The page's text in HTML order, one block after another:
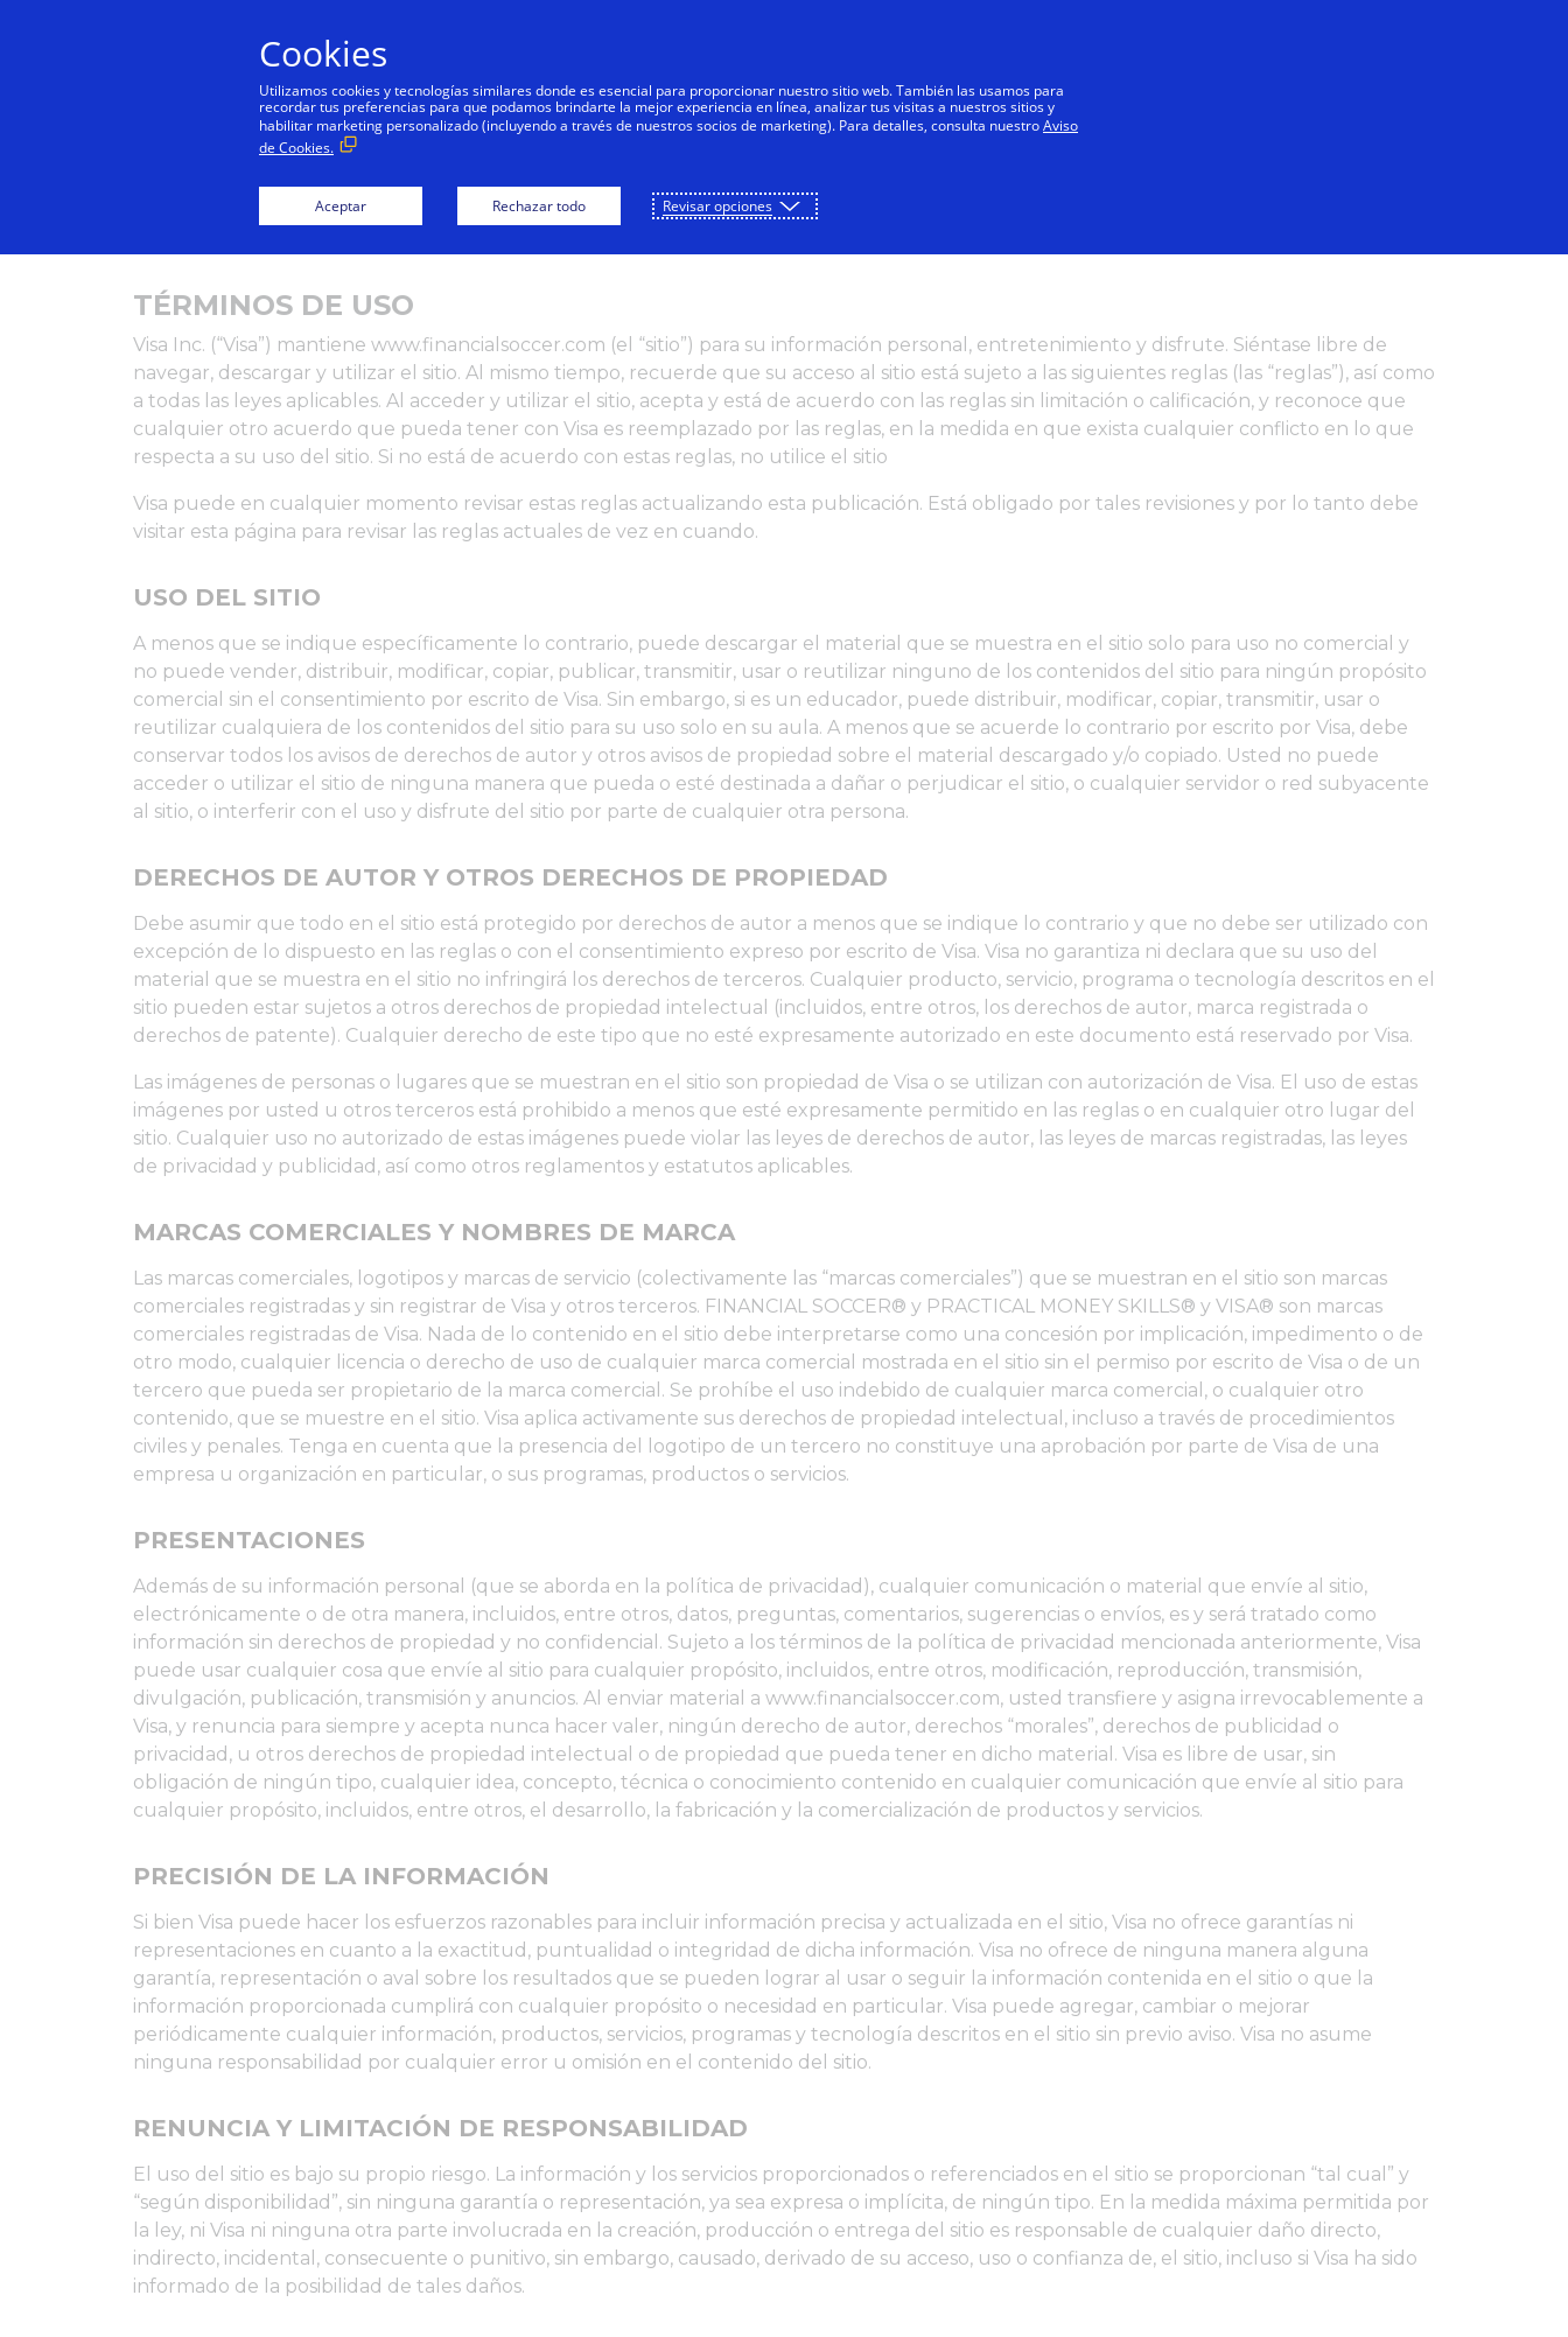
TÉRMINOS DE USO
Visa Inc. (“Visa”) mantiene www.financialsoccer.com (el “sitio”) para su información personal, entretenimiento y disfrute. Siéntase libre de
navegar, descargar y utilizar el sitio. Al mismo tiempo, recuerde que su acceso al sitio está sujeto a las siguientes reglas (las “reglas”), así como
a todas las leyes aplicables. Al acceder y utilizar el sitio, acepta y está de acuerdo con las reglas sin limitación o calificación, y reconoce que
cualquier otro acuerdo que pueda tener con Visa es reemplazado por las reglas, en la medida en que exista cualquier conflicto en lo que
respecta a su uso del sitio. Si no está de acuerdo con estas reglas, no utilice el sitio
Visa puede en cualquier momento revisar estas reglas actualizando esta publicación. Está obligado por tales revisiones y por lo tanto debe
visitar esta página para revisar las reglas actuales de vez en cuando.
USO DEL SITIO
A menos que se indique específicamente lo contrario, puede descargar el material que se muestra en el sitio solo para uso no comercial y
no puede vender, distribuir, modificar, copiar, publicar, transmitir, usar o reutilizar ninguno de los contenidos del sitio para ningún propósito
comercial sin el consentimiento por escrito de Visa. Sin embargo, si es un educador, puede distribuir, modificar, copiar, transmitir, usar o
reutilizar cualquiera de los contenidos del sitio para su uso solo en su aula. A menos que se acuerde lo contrario por escrito por Visa, debe
conservar todos los avisos de derechos de autor y otros avisos de propiedad sobre el material descargado y/o copiado. Usted no puede
acceder o utilizar el sitio de ninguna manera que pueda o esté destinada a dañar o perjudicar el sitio, o cualquier servidor o red subyacente
al sitio, o interferir con el uso y disfrute del sitio por parte de cualquier otra persona.
DERECHOS DE AUTOR Y OTROS DERECHOS DE PROPIEDAD
Debe asumir que todo en el sitio está protegido por derechos de autor a menos que se indique lo contrario y que no debe ser utilizado con
excepción de lo dispuesto en las reglas o con el consentimiento expreso por escrito de Visa. Visa no garantiza ni declara que su uso del
material que se muestra en el sitio no infringirá los derechos de terceros. Cualquier producto, servicio, programa o tecnología descritos en el
sitio pueden estar sujetos a otros derechos de propiedad intelectual (incluidos, entre otros, los derechos de autor, marca registrada o
derechos de patente). Cualquier derecho de este tipo que no esté expresamente autorizado en este documento está reservado por Visa.
Las imágenes de personas o lugares que se muestran en el sitio son propiedad de Visa o se utilizan con autorización de Visa. El uso de estas
imágenes por usted u otros terceros está prohibido a menos que esté expresamente permitido en las reglas o en cualquier otro lugar del
sitio. Cualquier uso no autorizado de estas imágenes puede violar las leyes de derechos de autor, las leyes de marcas registradas, las leyes
de privacidad y publicidad, así como otros reglamentos y estatutos aplicables.
MARCAS COMERCIALES Y NOMBRES DE MARCA
Las marcas comerciales, logotipos y marcas de servicio (colectivamente las “marcas comerciales”) que se muestran en el sitio son marcas
comerciales registradas y sin registrar de Visa y otros terceros. FINANCIAL SOCCER® y PRACTICAL MONEY SKILLS® y VISA® son marcas
comerciales registradas de Visa. Nada de lo contenido en el sitio debe interpretarse como una concesión por implicación, impedimento o de
otro modo, cualquier licencia o derecho de uso de cualquier marca comercial mostrada en el sitio sin el permiso por escrito de Visa o de un
tercero que pueda ser propietario de la marca comercial. Se prohíbe el uso indebido de cualquier marca comercial, o cualquier otro
contenido, que se muestre en el sitio. Visa aplica activamente sus derechos de propiedad intelectual, incluso a través de procedimientos
civiles y penales. Tenga en cuenta que la presencia del logotipo de un tercero no constituye una aprobación por parte de Visa de una
empresa u organización en particular, o sus programas, productos o servicios.
PRESENTACIONES
Además de su información personal (que se aborda en la política de privacidad), cualquier comunicación o material que envíe al sitio,
electrónicamente o de otra manera, incluidos, entre otros, datos, preguntas, comentarios, sugerencias o envíos, es y será tratado como
información sin derechos de propiedad y no confidencial. Sujeto a los términos de la política de privacidad mencionada anteriormente, Visa
puede usar cualquier cosa que envíe al sitio para cualquier propósito, incluidos, entre otros, modificación, reproducción, transmisión,
divulgación, publicación, transmisión y anuncios. Al enviar material a www.financialsoccer.com, usted transfiere y asigna irrevocablemente a
Visa, y renuncia para siempre y acepta nunca hacer valer, ningún derecho de autor, derechos “morales”, derechos de publicidad o
privacidad, u otros derechos de propiedad intelectual o de propiedad que pueda tener en dicho material. Visa es libre de usar, sin
obligación de ningún tipo, cualquier idea, concepto, técnica o conocimiento contenido en cualquier comunicación que envíe al sitio para
cualquier propósito, incluidos, entre otros, el desarrollo, la fabricación y la comercialización de productos y servicios.
PRECISIÓN DE LA INFORMACIÓN
Si bien Visa puede hacer los esfuerzos razonables para incluir información precisa y actualizada en el sitio, Visa no ofrece garantías ni
representaciones en cuanto a la exactitud, puntualidad o integridad de dicha información. Visa no ofrece de ninguna manera alguna
garantía, representación o aval sobre los resultados que se pueden lograr al usar o seguir la información contenida en el sitio o que la
información proporcionada cumplirá con cualquier propósito o necesidad en particular. Visa puede agregar, cambiar o mejorar
periódicamente cualquier información, productos, servicios, programas y tecnología descritos en el sitio sin previo aviso. Visa no asume
ninguna responsabilidad por cualquier error u omisión en el contenido del sitio.
RENUNCIA Y LIMITACIÓN DE RESPONSABILIDAD
El uso del sitio es bajo su propio riesgo. La información y los servicios proporcionados o referenciados en el sitio se proporcionan “tal cual” y
“según disponibilidad”, sin ninguna garantía o representación, ya sea expresa o implícita, de ningún tipo. En la medida máxima permitida por
la ley, ni Visa ni ninguna otra parte involucrada en la creación, producción o entrega del sitio es responsable de cualquier daño directo,
indirecto, incidental, consecuente o punitivo, sin embargo, causado, derivado de su acceso, uso o confianza de, el sitio, incluso si Visa ha sido
informado de la posibilidad de tales daños.
Cookies
Utilizamos cookies y tecnologías similares donde es esencial para proporcionar nuestro sitio web. También las usamos para
recordar tus preferencias para que podamos brindarte la mejor experiencia en línea, analizar tus visitas a nuestros sitios y
habilitar marketing personalizado (incluyendo a través de nuestros socios de marketing). Para detalles, consulta nuestroAviso
de Cookies.
Aceptar Rechazar todo Revisar opciones